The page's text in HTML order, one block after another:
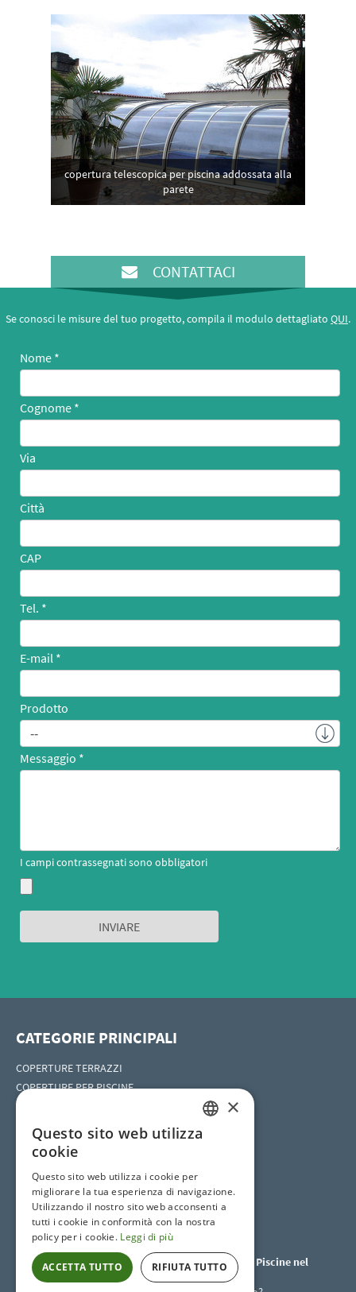
copertura telescopica per piscina addossata alla
parete
CONTATTACI
Se conosci le misure del tuo progetto, compila il modulo dettagliato QUI.
Nome
Cognome
Via
Città
CAP
Tel.
E-mail
Prodotto
Messaggio
I campi contrassegnati sono obbligatori
CATEGORIE PRINCIPALI
COPERTURE TERRAZZI
COPERTURE PER PISCINE
Coperture per idromassaggio
COPERTURE HORECA
SOCIAL SITES
Coperture per Terrazzi e Coperture per Piscine nel
×
Questo sito web utilizza
cookie
Questo sito web utilizza i cookie per
migliorare la tua esperienza di navigazione.
Utilizzando il nostro sito web acconsenti a
tutti i cookie in conformità con la nostra
policy per i cookie. Leggi di più
ACCETTA TUTTO RIFIUTA TUTTO